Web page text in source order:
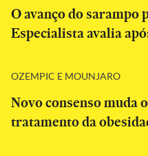
O avanço do sarampo
Especialista avalia
OZEMPIC E MOUNJARO
Novo consenso muda
tratamento da